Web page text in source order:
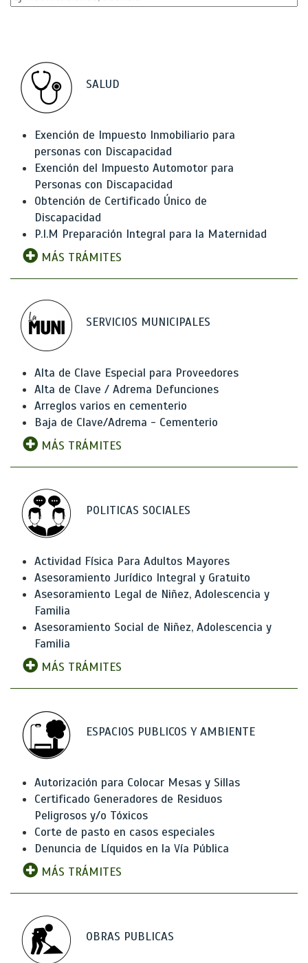
SALUD
Exención de Impuesto Inmobiliario para
personas con Discapacidad
Exención del Impuesto Automotor para
Personas con Discapacidad
Obtención de Certificado Único de
Discapacidad
P.I.M Preparación Integral para la Maternidad
MÁS TRÁMITES
SERVICIOS MUNICIPALES
Alta de Clave Especial para Proveedores
Alta de Clave / Adrema Defunciones
Arreglos varios en cementerio
Baja de Clave/Adrema - Cementerio
MÁS TRÁMITES
POLITICAS SOCIALES
Actividad Física Para Adultos Mayores
Asesoramiento Jurídico Integral y Gratuito
Asesoramiento Legal de Niñez, Adolescencia y
Familia
Asesoramiento Social de Niñez, Adolescencia y
Familia
MÁS TRÁMITES
ESPACIOS PUBLICOS Y AMBIENTE
Autorización para Colocar Mesas y Sillas
Certificado Generadores de Residuos
Peligrosos y/o Tóxicos
Corte de pasto en casos especiales
Denuncia de Líquidos en la Vía Pública
MÁS TRÁMITES
OBRAS PUBLICAS